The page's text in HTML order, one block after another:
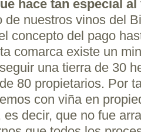
hace tan especial
de nuestros vinos del
concepto del pago
comarca existe un
una tierra de 30
80 propietarios. Por
con viña en
decir, que no fue